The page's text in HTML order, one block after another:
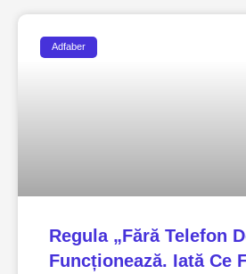
Adfaber
Regula „fără Telefon
Funcționează. Iată Ce